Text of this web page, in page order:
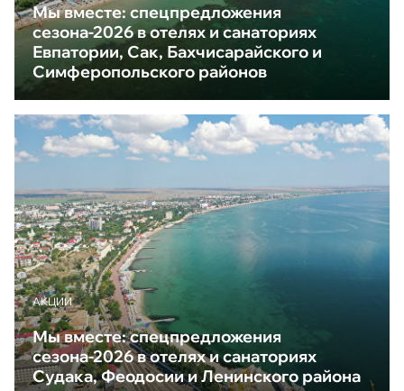
Мы вместе: спецпредложения
сезона-2026 в отелях и санаториях
Евпатории, Сак, Бахчисарайского и
Симферопольского районов
АКЦИИ
Мы вместе: спецпредложения
сезона-2026 в отелях и санаториях
Судака, Феодосии и Ленинского района